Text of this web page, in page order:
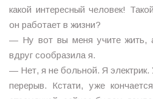
какой интересный человек!
он работает в жизни?
— Ну вот вы меня учите
вдруг сообразила я.
— Нет, я не больной. Я
перерыв. Кстати, уже